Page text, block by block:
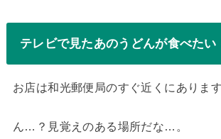
テレビで見たあのうどんが食べたい
お店は和光郵便局のすぐ近くにあります
ん…？見覚えのある場所だな…。